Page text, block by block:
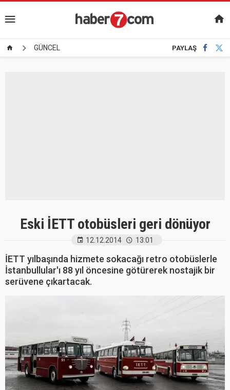
GÜNCEL PAYLAŞ
Eski İETT otobüsleri geri dönüyor
12.12.2014 13:01
İETT yılbaşında hizmete sokacağı retro otobüslerle
İstanbullular'ı 88 yıl öncesine götürerek nostajik bir
serüvene çıkartacak.